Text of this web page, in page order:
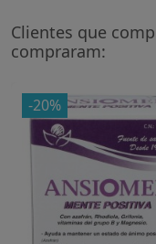
Clientes que
compraram:
-20%